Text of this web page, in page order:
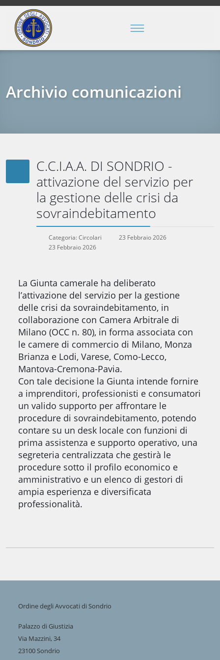
Archivio comunicazioni
C.C.I.A.A. DI SONDRIO -
attivazione del servizio per
la gestione delle crisi da
sovraindebitamento
Categoria:Circolari
23 Febbraio 2026
23 Febbraio 2026
La Giunta camerale ha deliberato
l’attivazione del servizio per la gestione
delle crisi da sovraindebitamento, in
collaborazione con Camera Arbitrale di
Milano (OCC n. 80), in forma associata con
le camere di commercio di Milano, Monza
Brianza e Lodi, Varese, Como-Lecco,
Mantova-Cremona-Pavia.
Con tale decisione la Giunta intende fornire
a imprenditori, professionisti e consumatori
un valido supporto per affrontare le
procedure di sovraindebitamento, potendo
contare su un desk locale con funzioni di
prima assistenza e supporto operativo, una
segreteria centralizzata che gestirà le
procedure sotto il profilo economico e
amministrativo e un elenco di gestori di
ampia esperienza e diversificata
professionalità.
Ordine degli Avvocati di Sondrio
Palazzo di Giustizia
Via Mazzini, 34
23100 Sondrio